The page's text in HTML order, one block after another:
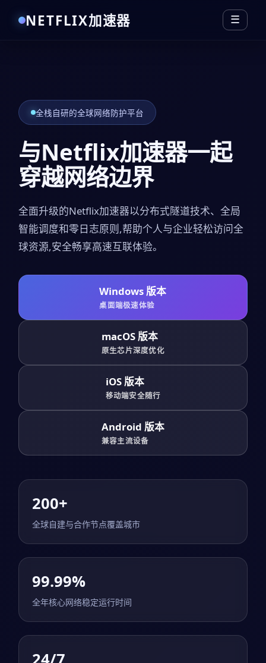
NETFLIX加速器 ☰
全栈自研的全球网络防护平台
与Netflix加速器一起
穿越网络边界
全面升级的Netflix加速器以分布式隧道技术、全局
智能调度和零日志原则,帮助个人与企业轻松访问全
球资源,安全畅享高速互联体验。
Windows 版本
桌面端极速体验
macOS 版本
原生芯片深度优化
iOS 版本
移动端安全随行
Android 版本
兼容主流设备
200+
全球自建与合作节点覆盖城市
99.99%
全年核心网络稳定运行时间